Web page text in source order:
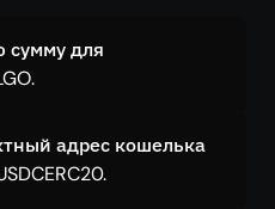
сумму для
адрес кошелька